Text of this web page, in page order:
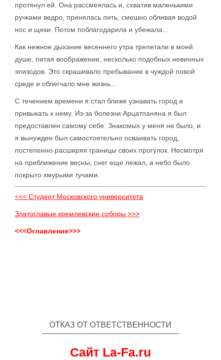
протянул ей. Она рассмеялась и, схватив маленькими
ручками ведро, принялась пить, смешно обливая водой
нос и щеки. Потом поблагодарила и убежала...
Как нежное дыхание весеннего утра трепетали в моей
душе, питая воображение, несколько подобных невинных
эпизодов. Это скрашивало пребывание в чуждой повой
среде и облегчало мне жизнь...
С течением времени я стал ближе узнавать город и
привыкать к нему. Из-за болезни Арцатпаняна я был
предоставлен самому себе. Знакомых у меня не было, и
я вынужден был самостоятельно осваивать город,
постепенно расширяя границы своих прогулок. Несмотря
на приближение весны, снег еще лежал, а небо было
покрыто хмурыми тучами.
<<< Студент Московского университета
Златоглавые кремлевские соборы >>>
<<<Оглавление>>>
ОТКАЗ ОТ ОТВЕТСТВЕННОСТИ
Сайт La-Fa.ru